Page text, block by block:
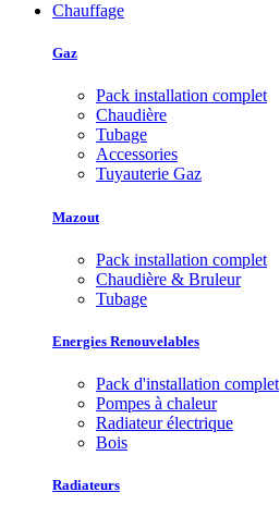
Chauffage
Gaz
Pack installation complet
Chaudière
Tubage
Accessories
Tuyauterie Gaz
Mazout
Pack installation complet
Chaudière & Bruleur
Tubage
Energies Renouvelables
Pack d'installation complet
Pompes à chaleur
Radiateur électrique
Bois
Radiateurs